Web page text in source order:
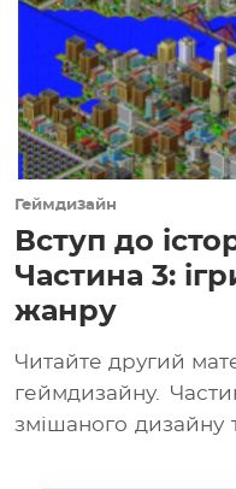
Геймдизайн
Вступ до
Частина 3:
жанру
Читайте другий
геймдизайну.
змішаного дизайну